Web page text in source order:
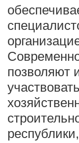
позволяют